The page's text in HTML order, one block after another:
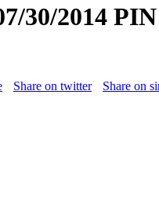
30/2014
Share on twitter Share on